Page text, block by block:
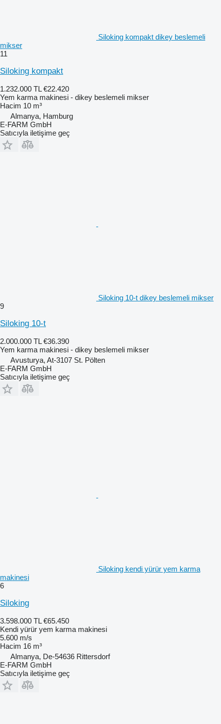
Siloking kompakt dikey beslemeli
mikser
11
Siloking kompakt
1.232.000 TL €22.420
Yem karma makinesi - dikey beslemeli mikser
Hacim 10 m³
Almanya, Hamburg
E-FARM GmbH
Satıcıyla iletişime geç
Siloking 10-t dikey beslemeli mikser
9
Siloking 10-t
2.000.000 TL €36.390
Yem karma makinesi - dikey beslemeli mikser
Avusturya, At-3107 St. Pölten
E-FARM GmbH
Satıcıyla iletişime geç
Siloking kendi yürür yem karma
makinesi
6
Siloking
3.598.000 TL €65.450
Kendi yürür yem karma makinesi
5.600 m/s
Hacim 16 m³
Almanya, De-54636 Rittersdorf
E-FARM GmbH
Satıcıyla iletişime geç